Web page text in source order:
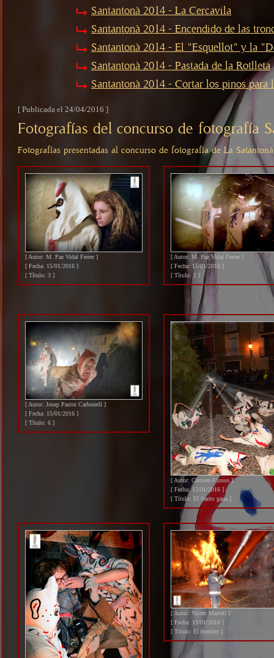
Santantonà 2014 - La Cercavila
Santantonà 2014 - Encendido de las
Santantonà 2014 - El "Esquellot" y la
Santantonà 2014 - Pastada de la Rotlleta
Santantonà 2014 - Cortar los pinos para
[ Publicada el 24/04/2016 ]
Fotografías del concurso de fotografía
Fotografías presentadas al concurso de fotografía de La
[ Autor: M. Paz Vidal Ferrer ]
[ Fecha: 15/01/2016 ]
[ Título: 3 ]
[ Autor: M. Paz Vidal Ferrer ]
[ Fecha: 15/01/2016 ]
[ Título: 2 ]
[ Autor: Josep Pastor Carbonell ]
[ Fecha: 15/01/2016 ]
[ Título: 6 ]
[ Autor: Carmen Alonso ]
[ Fecha: 15/01/2016 ]
[ Título: El Santo gana ]
[ Autor: Vicent Martell ]
[ Fecha: 15/01/2016 ]
[ Título: El bomber ]